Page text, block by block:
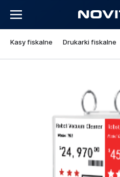
Kasy fiskalne Drukarki fiskalne